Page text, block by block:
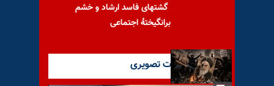
گشتهای فاسد ارشاد و خشم
برانگیختهٔ اجتماعی
آخرین گزارشات تصویری